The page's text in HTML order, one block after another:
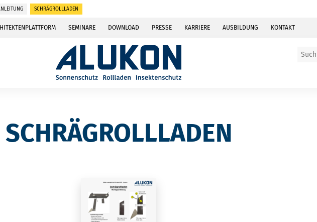
SCHRÄGROLLLADEN
SEMINARE DOWNLOAD PRESSE KARRIERE AUSBILDUNG KONTAKT
SCHRÄGROLLLADEN